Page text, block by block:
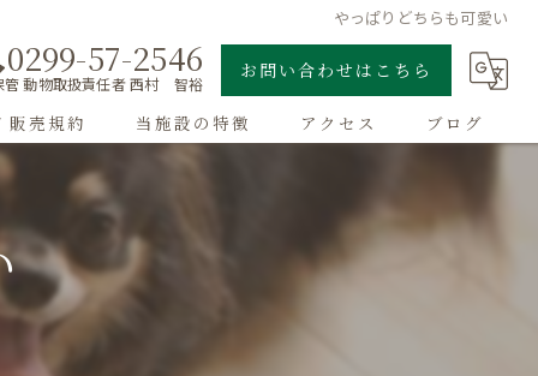
やっぱりどちらも可愛い
0299-57-2546
動物取扱責任者 西村 智裕
お問い合わせはこちら
販売規約 当施設の特徴 アクセス ブログ